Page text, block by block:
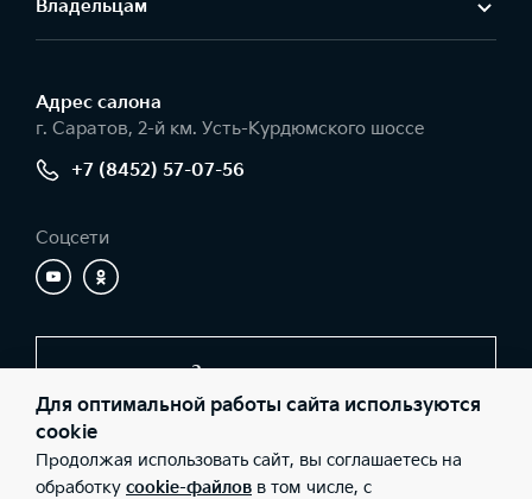
Владельцам
Адрес салонa
г. Саратов, 2-й км. Усть-Курдюмского шоссе
+7 (8452) 57-07-56
Соцсети
Заказать звонок
© 2026 Юридические лица ООО «Элвис-КМ» (Фактический
адрес: г. Саратов, 2-й км. Усть-Курдюмского шоссе; Телефон: +7
Для оптимальной работы сайта используются
cookie
Продолжая использовать сайт, вы соглашаетесь на
обработку cookie-файлов в том числе, с